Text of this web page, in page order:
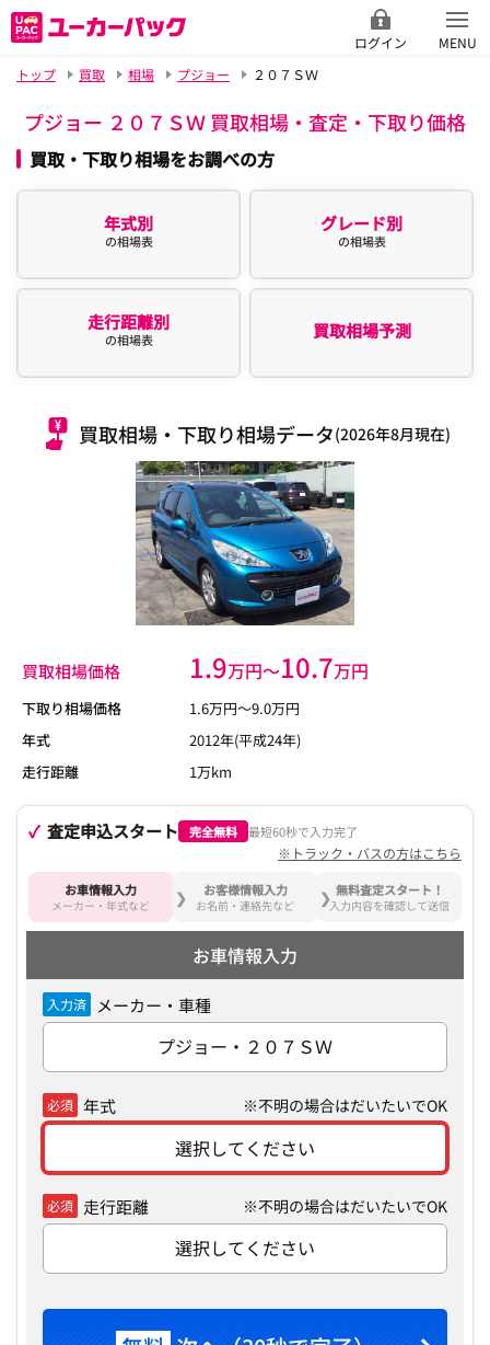
ログイン
MENU
トップ
買取 相場 プジョー ２０７ＳＷ
プジョー ２０７ＳＷ 買取相場・査定・下取り価格
買取・下取り相場をお調べの方
年式別
の相場表
グレード別
の相場表
走行距離別
の相場表 買取相場予測
買取相場・下取り相場データ(2026年8月現在)
買取相場価格 1.9万円〜10.7万円
下取り相場価格 1.6万円〜9.0万円
年式
2012年(平成24年)
走行距離
1万km
査定申込スタート 完全無料 最短60秒で入力完了
※トラック・バスの方はこちら
お車情報入力
メーカー・年式など
お客様情報入力
お名前・連絡先など
無料査定スタート！
入力内容を確認して送信
お車情報入力
入力済 メーカー・車種
プジョー・２０７ＳＷ
必須 年式 ※不明の場合はだいたいでOK
選択してください
必須 走行距離 ※不明の場合はだいたいでOK
選択してください